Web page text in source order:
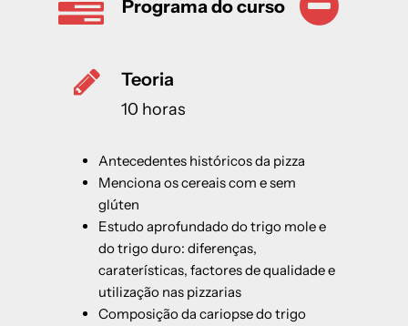
Programa do curso
Teoria
10 horas
Antecedentes históricos da pizza
Menciona os cereais com e sem
glúten
Estudo aprofundado do trigo mole e
do trigo duro: diferenças,
caraterísticas, factores de qualidade e
utilização nas pizzarias
Composição da cariopse do trigo